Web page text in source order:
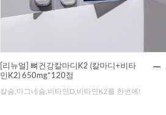
[리뉴얼] 뼈건강칼마디K2 (칼마디+비타
민K2) 650mg*120정
칼슘,마그네슘,비타민D,비타민K2를 한번에!